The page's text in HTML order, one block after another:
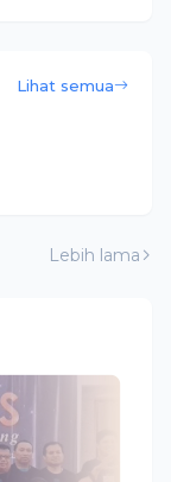
Lihat semua
Lebih lama